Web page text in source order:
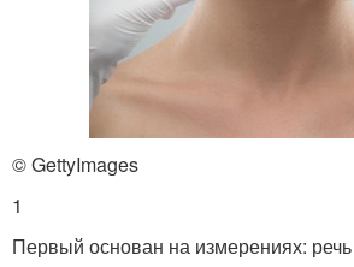
© GettyImages
1
Первый основан на измерениях: речь